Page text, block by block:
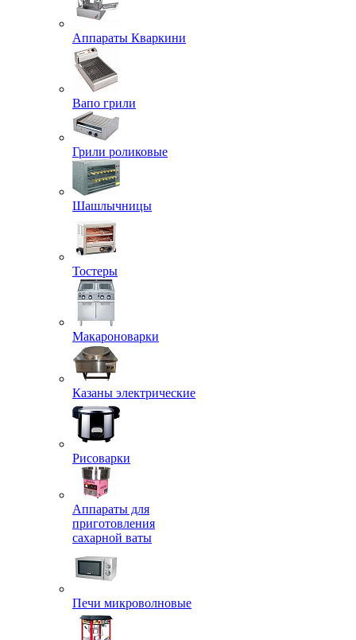
Аппараты Кваркини
Вапо грили
Грили роликовые
Шашлычницы
Тостеры
Макароноварки
Казаны электрические
Рисоварки
Аппараты для
приготовления
сахарной ваты
Печи микроволновые